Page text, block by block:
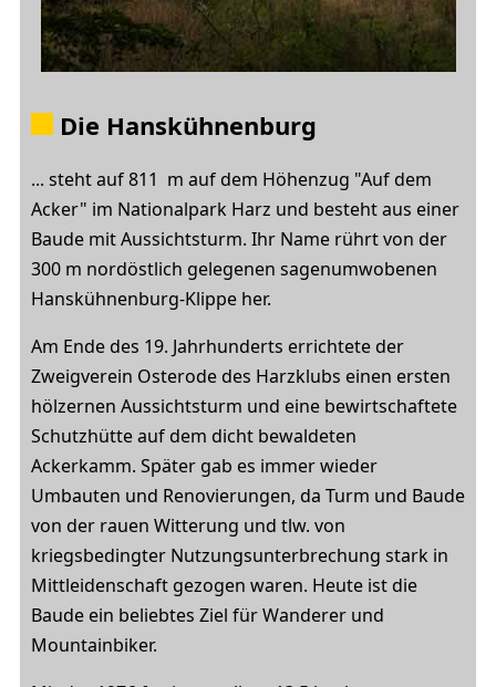
Die Hanskühnenburg
... steht auf 811 m auf dem Höhenzug "Auf dem
Acker" im Nationalpark Harz und besteht aus einer
Baude mit Aussichtsturm. Ihr Name rührt von der
300 m nordöstlich gelegenen sagenumwobenen
Hanskühnenburg-Klippe her.
Am Ende des 19. Jahrhunderts errichtete der
Zweigverein Osterode des Harzklubs einen ersten
hölzernen Aussichtsturm und eine bewirtschaftete
Schutzhütte auf dem dicht bewaldeten
Ackerkamm. Später gab es immer wieder
Umbauten und Renovierungen, da Turm und Baude
von der rauen Witterung und tlw. von
kriegsbedingter Nutzungsunterbrechung stark in
Mittleidenschaft gezogen waren. Heute ist die
Baude ein beliebtes Ziel für Wanderer und
Mountainbiker.